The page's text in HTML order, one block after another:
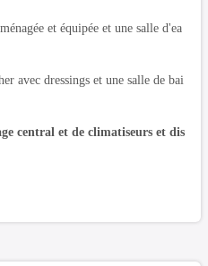
et équipée et une salle d'ea
avec dressings et une salle de bai
central et de climatiseurs et dis